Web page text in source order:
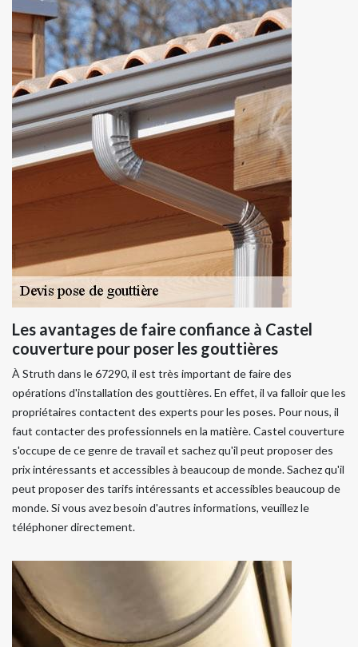
Les avantages de faire confiance à Castel
couverture pour poser les gouttières
À Struth dans le 67290, il est très important de faire des
opérations d'installation des gouttières. En effet, il va falloir que les
propriétaires contactent des experts pour les poses. Pour nous, il
faut contacter des professionnels en la matière. Castel couverture
s'occupe de ce genre de travail et sachez qu'il peut proposer des
prix intéressants et accessibles à beaucoup de monde. Sachez qu'il
peut proposer des tarifs intéressants et accessibles beaucoup de
monde. Si vous avez besoin d'autres informations, veuillez le
téléphoner directement.